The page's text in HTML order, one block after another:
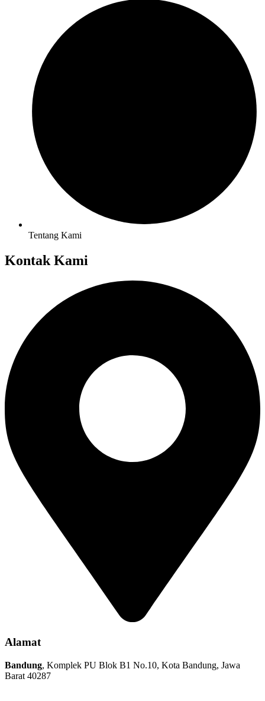
Tentang Kami
Kontak Kami
Alamat
Bandung, Komplek PU Blok B1 No.10, Kota Bandung, Jawa
Barat 40287